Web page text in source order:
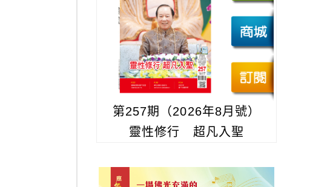
第257期（2026年8月號）
靈性修行 超凡入聖